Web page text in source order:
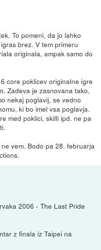
To pomeni, da jo lahko
brez. V tem primeru
originala, ampak samo do
core poklicev originalne igre
Zadeva je zasnovana tako,
nekaj poglavij, se vedno
ki bo imel vsa poglavja.
med poklici, skilli ipd. ne pa
vem. Bodo pa 28. februarja
2006 - The Last Pride
z finala iz Taipei na